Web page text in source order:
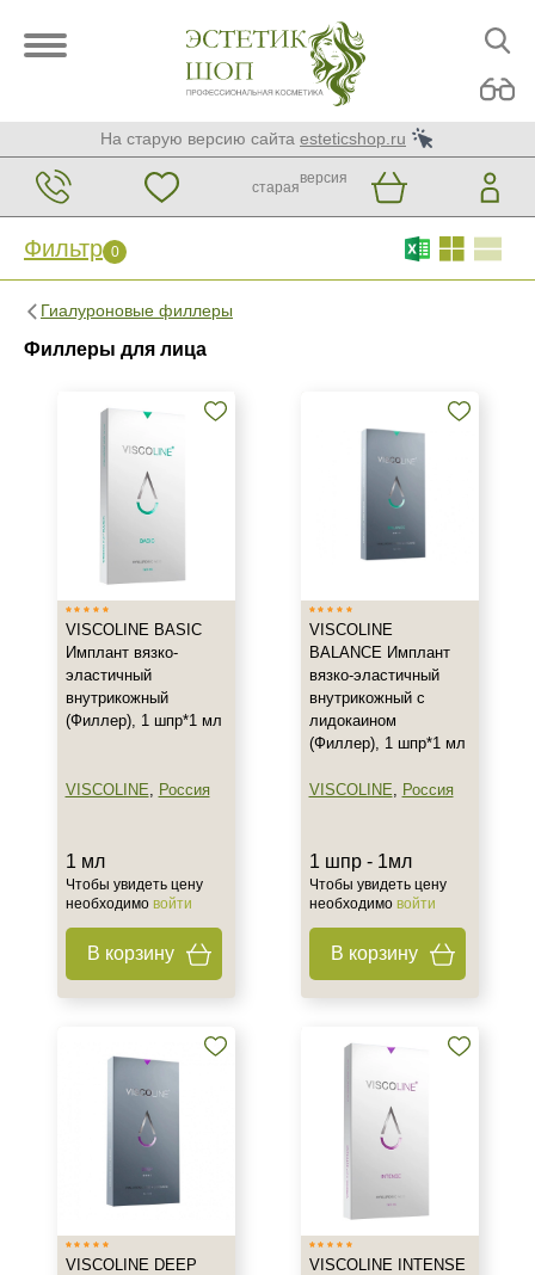
На старую версию сайта esteticshop.ru
старая
версия
Фильтр 0
Гиалуроновые филлеры
Филлеры для лица
Фильтр 0
HONEYFILL
HYALUFORM filler
Англия
Венгрия
Израиль
Показать еще
Тип товара
Имплант
Действие
Восстановление
Моделирование
Назначение против
Асимметрия
Возрастные изменения
Показать еще
Результат
VISCOLINE BASIC
Имплант вязко-
эластичный
внутрикожный
(Филлер), 1 шпр*1 мл
VISCOLINE, Россия
1 мл
Чтобы увидеть цену
необходимо войти
В корзину
VISCOLINE
BALANCE Имплант
вязко-эластичный
внутрикожный с
лидокаином
(Филлер), 1 шпр*1 мл
VISCOLINE, Россия
1 шпр - 1мл
Чтобы увидеть цену
необходимо войти
В корзину
VISCOLINE DEEP
VISCOLINE INTENSE